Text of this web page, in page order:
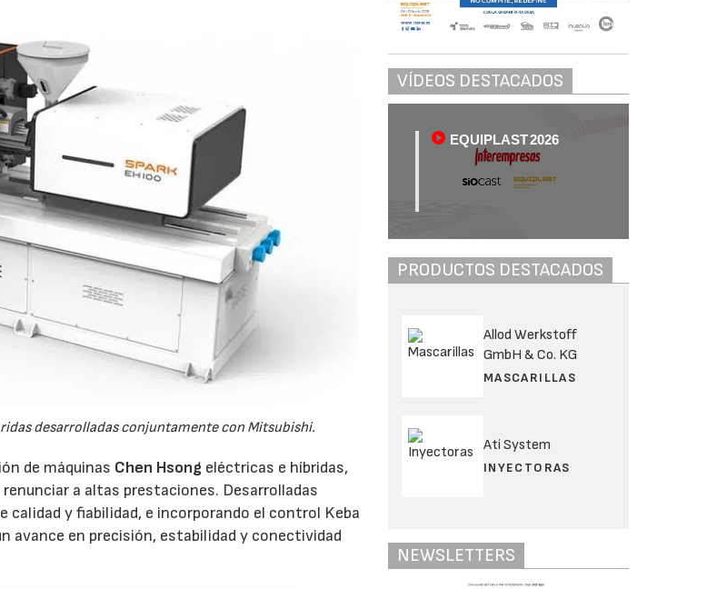
desarrolladas conjuntamente con Mitsubishi.
de máquinas Chen Hsong eléctricas e híbridas,
a altas prestaciones. Desarrolladas
y fiabilidad, e incorporando el control Keba
avance en precisión, estabilidad y conectividad
VÍDEOS DESTACADOS
EQUIPLAST 2026
PRODUCTOS DESTACADOS
Allod Werkstoff
GmbH & Co. KG
MASCARILLAS
Ati System
INYECTORAS
NEWSLETTERS